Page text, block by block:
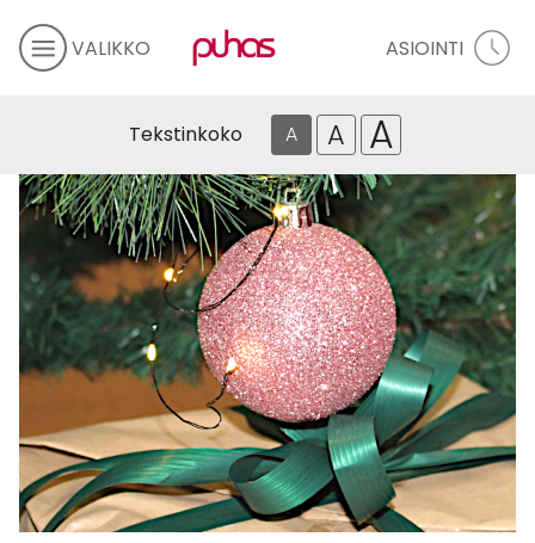
VALIKKO ASIOINTI
Tekstinkoko A A A